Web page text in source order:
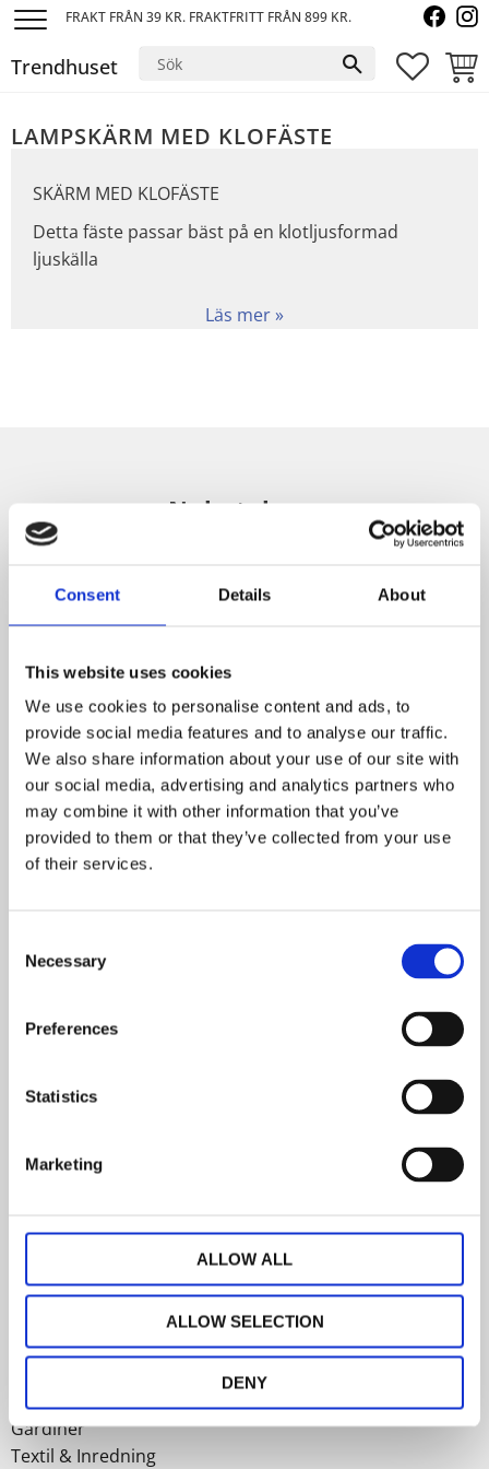
Consent Details About
This website uses cookies
We use cookies to personalise content and ads, to
provide social media features and to analyse our traffic.
We also share information about your use of our site with
our social media, advertising and analytics partners who
may combine it with other information that you’ve
provided to them or that they’ve collected from your use
of their services.
Selection
Necessary
Preferences
Statistics
Marketing
ALLOW ALL
ALLOW SELECTION
DENY
FRAKT FRÅN 39 KR. FRAKTFRITT FRÅN 899 KR.
Trendhuset
LAMPSKÄRM MED KLOFÄSTE
SKÄRM MED KLOFÄSTE
Detta fäste passar bäst på en klotljusformad
ljuskälla
Nyhetsbrev
PRENUMERERA
Om Trendhuset
Välkommen till oss på Trendhuset webshop.
Vi har ett unikt helhetskoncept för hemmet.
Hos oss hittar du gardiner, kuddar, dukar, plädar, frotté,
bädd-set, linne produkter, lampor, Morristyger mm
Kundtjänst
Kundtjänst: Du når oss på mail. E-post:
Gardiner
Textil & Inredning